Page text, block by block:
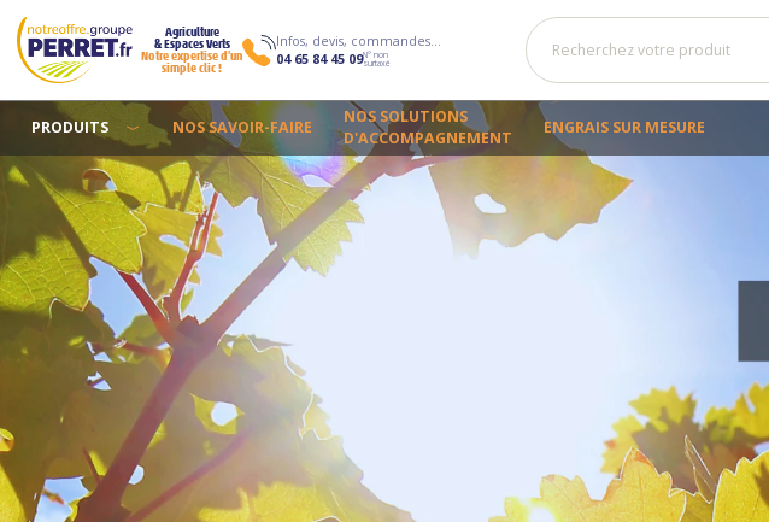
Agriculture
& Espaces Verts
Notre expertise d’un
simple clic !
Infos, devis, commandes…
04 65 84 45 09N° non
surtaxé
PRODUITS NOS SAVOIR-FAIRE
NOS SOLUTIONS
D'ACCOMPAGNEMENT
ENGRAIS SUR MESURE